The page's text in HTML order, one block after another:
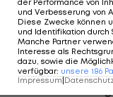
der Performance von
und Verbesserung von
Diese Zwecke können
und Identifikation durch
Manche Partner
Interesse als
dazu, sowie die
verfügbar: unsere 186
Impressum